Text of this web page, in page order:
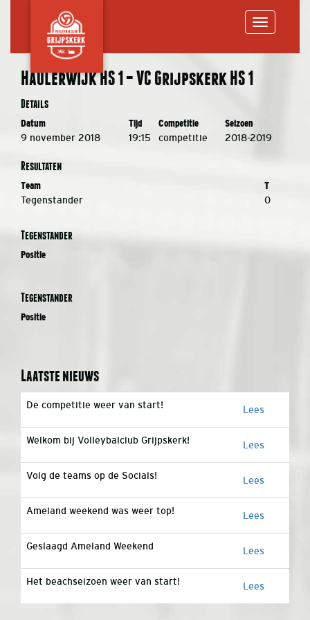
Haulerwijk HS 1 – VC Grijpskerk HS 1
Details
Datum Tijd Competitie Seizoen
9 november 2018 19:15 competitie 2018-2019
Resultaten
Team T
Tegenstander 0
Tegenstander
Positie
Tegenstander
Positie
Laatste nieuws
De competitie weer van start! Lees
Welkom bij Volleybalclub Grijpskerk! Lees
Volg de teams op de Socials! Lees
Ameland weekend was weer top! Lees
Geslaagd Ameland Weekend Lees
Het beachseizoen weer van start! Lees